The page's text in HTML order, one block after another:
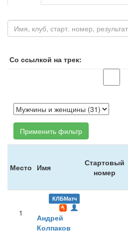
Со ссылкой на трек:
Применить фильтр
Место Имя
Стартовый
номер
1
КЛБМатч
Андрей
Колпаков